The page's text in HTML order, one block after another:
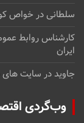
سلطانیدرخواص
کارشناس روابط
ایران
جاویددرسایت های
وب‌گردی